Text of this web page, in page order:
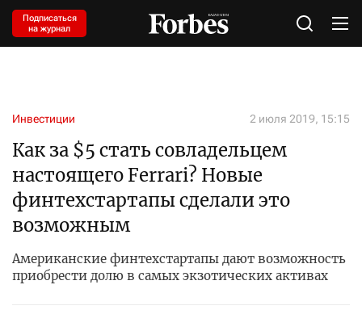
Подписаться
на журнал
Инвестиции 2 июля 2019, 15:15
Как за $5 стать совладельцем
настоящего Ferrari? Новые
финтехстартапы сделали это
возможным
Американские финтехстартапы дают возможность
приобрести долю в самых экзотических активах